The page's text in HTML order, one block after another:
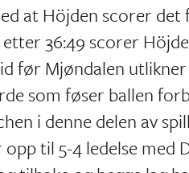
at Höjden scorer det
36:49 scorer
før Mjøndalen
som føser ballen
i denne delen av
til 5-4 ledelse med